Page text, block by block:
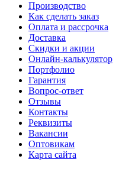
Производство
Как сделать заказ
Оплата и рассрочка
Доставка
Скидки и акции
Онлайн-калькулятор
Портфолио
Гарантия
Вопрос-ответ
Отзывы
Контакты
Реквизиты
Вакансии
Оптовикам
Карта сайта